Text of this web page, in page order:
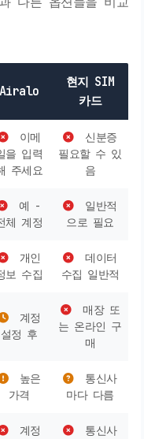
Airalo
현지 SIM
카드
이메
을 입력
주세요
신분증
필요할 수 있
음
예 -
체 계정
일반적
으로 필요
개인
보 수집
데이터
수집 일반적
계정
설정 후
매장 또
는 온라인 구
매
높은
가격
통신사
마다 다름
계정
통신사